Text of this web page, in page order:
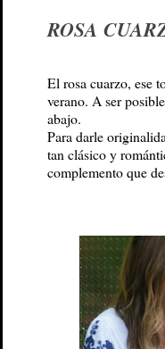
ROSA
El rosa cuarzo, ese
verano. A ser
abajo.
Para darle
tan clásico y
complemento que